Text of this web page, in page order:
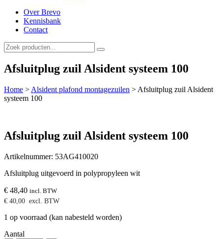
Over Brevo
Kennisbank
Contact
Afsluitplug zuil Alsident systeem 100
Home > Alsident plafond montagezuilen > Afsluitplug zuil Alsident
systeem 100
Afsluitplug zuil Alsident systeem 100
Artikelnummer: 53AG410020
Afsluitplug uitgevoerd in polypropyleen wit
€ 48,40 incl. BTW
€ 40,00 excl. BTW
1 op voorraad (kan nabesteld worden)
Aantal